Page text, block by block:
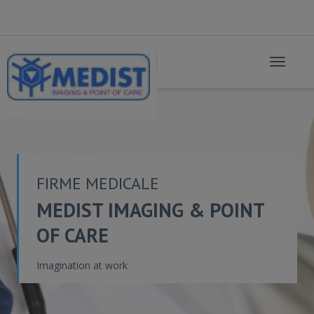
Toggle
FIRME MEDICALE
MEDIST IMAGING & POINT
OF CARE
Imagination at work